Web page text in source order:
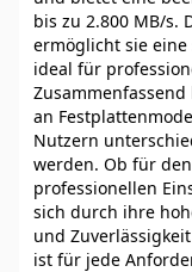
bis zu 2.800 MB/s.
ermöglicht sie
ideal für
an
Nutzern
werden. Ob für
professionellen
sich durch ihre
und
ist für jede